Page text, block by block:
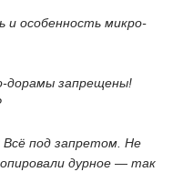
и особенность микро-
дорамы запрещены!
под запретом. Не
дурное — так